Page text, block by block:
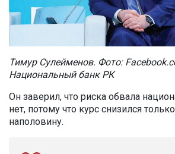
Тимур Сулейменов. Фото:
Национальный банк РК
Он заверил, что риска обвала
нет, потому что курс снизился
наполовину.